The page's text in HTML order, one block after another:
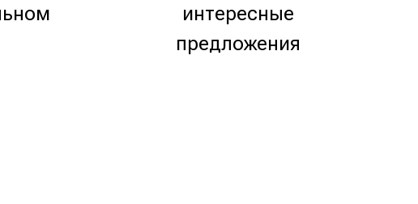
интересные
предложения